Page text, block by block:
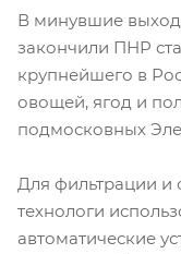
В минувшие
закончили ПНР
крупнейшего в
овощей, ягод и
подмосковных
Для фильтрации и
технологи
автоматические